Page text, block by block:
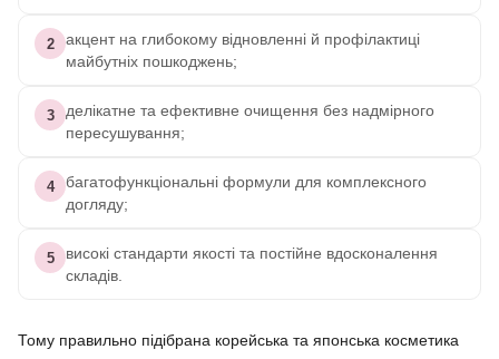
2
акцент на глибокому відновленні й профілактиці
майбутніх пошкоджень;
3
делікатне та ефективне очищення без надмірного
пересушування;
4
багатофункціональні формули для комплексного
догляду;
5
високі стандарти якості та постійне вдосконалення
складів.
Тому правильно підібрана корейська та японська косметика